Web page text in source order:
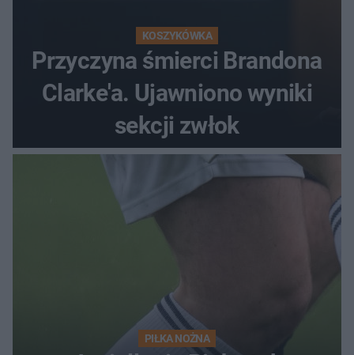
KOSZYKÓWKA
Przyczyna śmierci Brandona
Clarke'a. Ujawniono wyniki
sekcji zwłok
PIŁKA NOŻNA